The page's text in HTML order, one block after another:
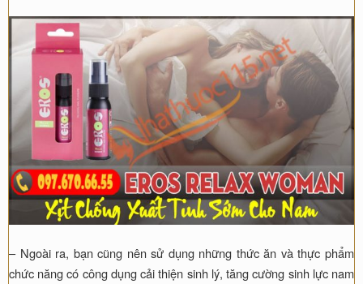
– Ngoài ra, bạn cũng nên sử dụng những thức ăn và thực phẩm
chức năng có công dụng cải thiện sinh lý, tăng cường sinh lực nam